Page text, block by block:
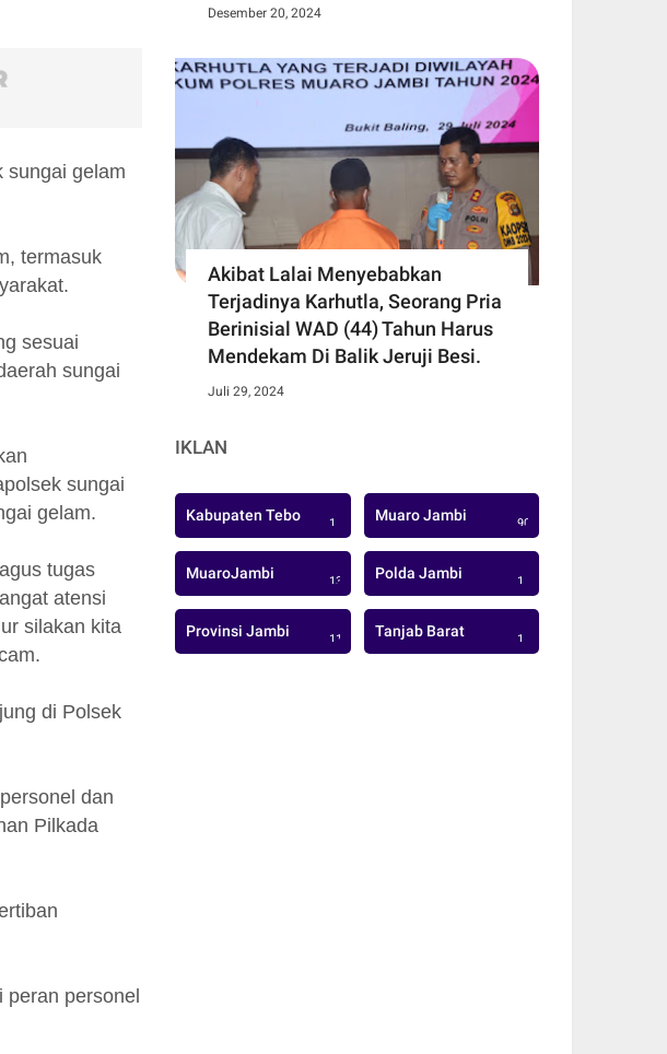
sungai gelam
termasuk
sesuai
sungai
sungai
gelam.
tugas
atensi
silakan kita
di Polsek
dan
Pilkada
peran personel
Desember 20, 2024
Akibat Lalai Menyebabkan
Terjadinya Karhutla, Seorang Pria
Berinisial WAD (44) Tahun Harus
Mendekam Di Balik Jeruji Besi.
Juli 29, 2024
IKLAN
Kabupaten Tebo 1 Muaro Jambi 906
MuaroJambi 137 Polda Jambi 1
Provinsi Jambi 113 Tanjab Barat 1